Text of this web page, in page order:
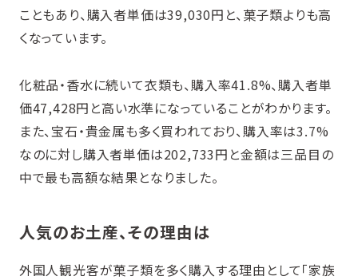
こともあり、購入者単価は39,030円と、菓子類よりも高
くなっています。
化粧品・香水に続いて衣類も、購入率41.8%、購入者単
価47,428円と高い水準になっていることがわかります。
また、宝石・貴金属も多く買われており、購入率は3.7%
なのに対し購入者単価は202,733円と金額は三品目の
中で最も高額な結果となりました。
人気のお土産、その理由は
外国人観光客が菓子類を多く購入する理由として「家族